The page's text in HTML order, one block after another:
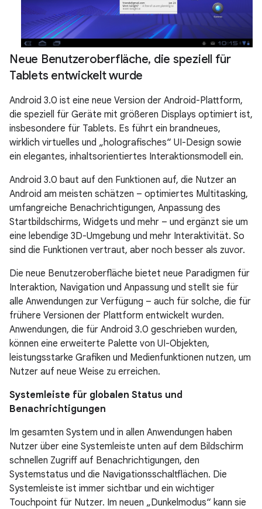
Neue Benutzeroberfläche, die speziell für
Tablets entwickelt wurde
Android 3.0 ist eine neue Version der Android-Plattform,
die speziell für Geräte mit größeren Displays optimiert ist,
insbesondere für Tablets. Es führt ein brandneues,
wirklich virtuelles und „holografisches“ UI-Design sowie
ein elegantes, inhaltsorientiertes Interaktionsmodell ein.
Android 3.0 baut auf den Funktionen auf, die Nutzer an
Android am meisten schätzen – optimiertes Multitasking,
umfangreiche Benachrichtigungen, Anpassung des
Startbildschirms, Widgets und mehr – und ergänzt sie um
eine lebendige 3D-Umgebung und mehr Interaktivität. So
sind die Funktionen vertraut, aber noch besser als zuvor.
Die neue Benutzeroberfläche bietet neue Paradigmen für
Interaktion, Navigation und Anpassung und stellt sie für
alle Anwendungen zur Verfügung – auch für solche, die für
frühere Versionen der Plattform entwickelt wurden.
Anwendungen, die für Android 3.0 geschrieben wurden,
können eine erweiterte Palette von UI-Objekten,
leistungsstarke Grafiken und Medienfunktionen nutzen, um
Nutzer auf neue Weise zu erreichen.
Systemleiste für globalen Status und
Benachrichtigungen
Im gesamten System und in allen Anwendungen haben
Nutzer über eine Systemleiste unten auf dem Bildschirm
schnellen Zugriff auf Benachrichtigungen, den
Systemstatus und die Navigationsschaltflächen. Die
Systemleiste ist immer sichtbar und ein wichtiger
Touchpoint für Nutzer. Im neuen „Dunkelmodus“ kann sie